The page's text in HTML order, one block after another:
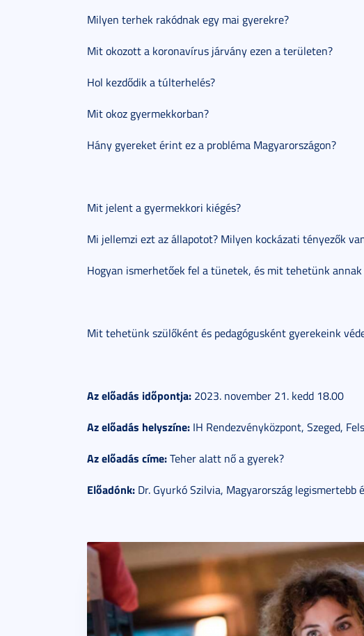
Milyen terhek rakódnak egy mai gyerekre?
Mit okozott a koronavírus járvány ezen a területen?
Hol kezdődik a túlterhelés?
Mit okoz gyermekkorban?
Hány gyereket érint ez a probléma Magyarországon?
Mit jelent a gyermekkori kiégés?
Mi jellemzi ezt az állapotot? Milyen kockázati tényezők
Hogyan ismerhetőek fel a tünetek, és mit tehetünk
Mit tehetünk szülőként és pedagógusként gyerekeink
Az előadás időpontja: 2023. november 21. kedd 18.00
Az előadás helyszíne: IH Rendezvényközpont, Szeged,
Az előadás címe:Teher alatt nő a gyerek?
Előadónk: Dr. Gyurkó Szilvia, Magyarország legismertebb